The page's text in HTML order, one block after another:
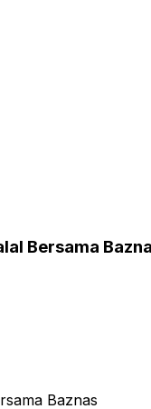
Bersama